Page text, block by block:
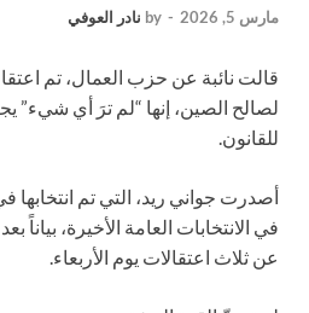
مارس 5, 2026 -
by نادر العوفي
قالت نائبة عن حزب العمال، تم
لصالح الصين، إنها “لم ترَ أي شيء”
للقانون.
أصدرت جواني ريد، التي تم انتخابها
في الانتخابات العامة الأخيرة،
عن ثلاث اعتقالات يوم الأربعاء.